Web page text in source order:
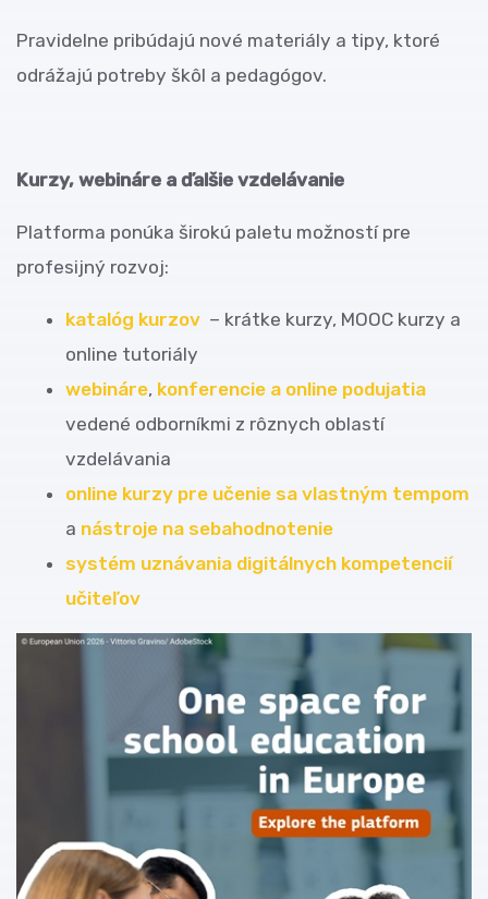
Pravidelne pribúdajú nové materiály a tipy, ktoré
odrážajú potreby škôl a pedagógov.
Kurzy, webináre a ďalšie vzdelávanie
Platforma ponúka širokú paletu možností pre
profesijný rozvoj:
katalóg kurzov – krátke kurzy, MOOC kurzy a
online tutoriály
webináre, konferencie a online podujatia
vedené odborníkmi z rôznych oblastí
vzdelávania
online kurzy pre učenie sa vlastným tempom
a nástroje na sebahodnotenie
systém uznávania digitálnych kompetencií
učiteľov